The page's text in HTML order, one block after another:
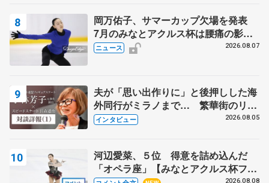
岡万佑子、サマーカップ欠場を発表
7月のみなとアクルス杯は腰痛の影響
で
ニュース 2026.08.07
夫が「思い出作りに」と後押しした海
外同行がミラノまで… 繁華街のリン
クでは不良のお兄さんも味方に 小林
インタビュー 2026.08.05
河辺愛菜、５位 得意を詰め込んだ
「オペラ座」【みなとアクルス杯フリ
2026.08.08